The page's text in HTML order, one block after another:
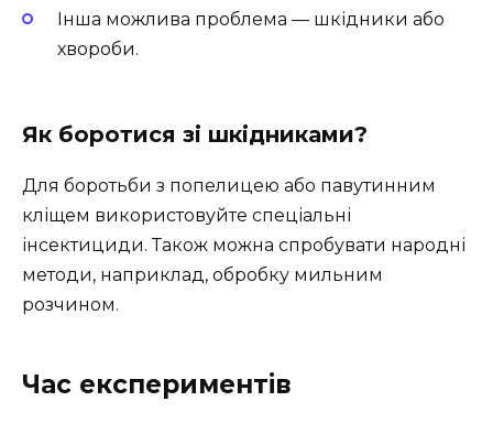
Інша можлива проблема — шкідники або
хвороби.
Як боротися зі шкідниками?
Для боротьби з попелицею або павутинним
кліщем використовуйте спеціальні
інсектициди. Також можна спробувати народні
методи, наприклад, обробку мильним
розчином.
Час експериментів